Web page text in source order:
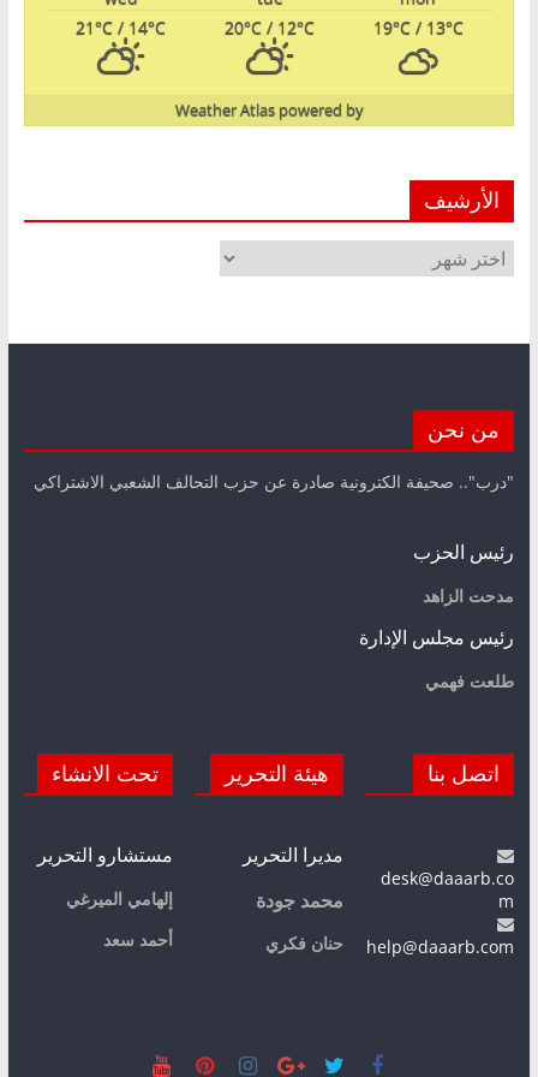
19°C/ 13°C
20°C / 12°C
21°C / 14°C
powered by
Weather Atlas
الأرشيف
الأرشيف
من نحن
"درب".. صحيفة الكترونية صادرة عن حزب التحالف الشعبي الاشتراكي
رئيس الحزب
مدحت الزاهد
رئيس مجلس الإدارة
طلعت فهمي
اتصل بنا
desk@daaarb.co
m
help@daaarb.com
هيئة التحرير
مديرا التحرير
محمد جودة
حنان فكري
تحت الانشاء
مستشارو التحرير
إلهامي الميرغي
أحمد سعد